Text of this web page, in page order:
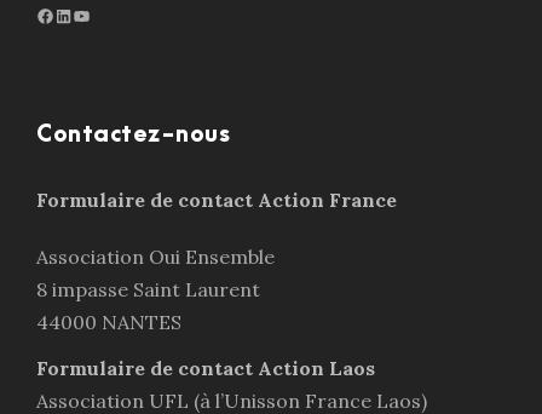
Facebook LinkedIn http://www.youtube.com/@ouiensemble3932
Contactez-nous
Formulaire de contact Action France
Association Oui Ensemble
8 impasse Saint Laurent
44000 NANTES
Formulaire de contact Action Laos
Association UFL (à l’Unisson France Laos)